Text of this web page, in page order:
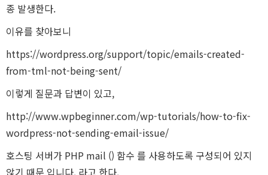
React
iOS
종 발생한다.
이유를 찾아보니
https://wordpress.org/support/topic/emails-created-
from-tml-not-being-sent/
이렇게 질문과 답변이 있고,
http://www.wpbeginner.com/wp-tutorials/how-to-fix-
wordpress-not-sending-email-issue/
호스팅 서버가 PHP mail () 함수 를 사용하도록 구성되어 있지
않기 때문 입니다. 라고 한다.